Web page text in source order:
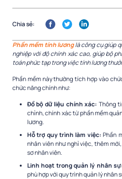
Chia sẻ:
Phần mềm tính lươnglà công cụ giúp
nghiệp với độ chính xác cao, giúp bộ
toán phức tạp trong việc tính lương
Phần mềm này thường tích hợp vào
chức năng chính như:
Đồ bộ dữ liệu chính xác: Thông
chỉnh, chính xác từ phần mềm
lương.
Hỗ trợ quy trình làm việc: Phần
nhân viên như nghỉ việc, thêm
sơ nhân viên.
Linh hoạt trong quản lý nhân
phù hợp với quy trình quản lý nhân